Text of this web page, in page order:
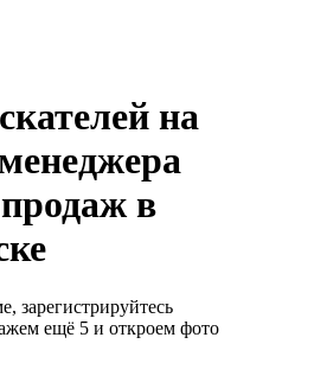
на
в
зарегистрируйтесь
ещё 5 и откроем фото